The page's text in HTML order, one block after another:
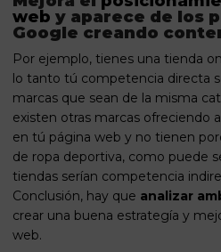
web y aparece de los
Google creando
Por ejemplo, tienes una tienda
lo tanto tú competencia directa
marcas que sean de la misma
existen otras marcas ofreciendo
en tú página web y no tienen
de ropa deportiva, como puede
tiendas serían competencia
Conclusión, hay que analizar
crear una buena estrategía y
web.